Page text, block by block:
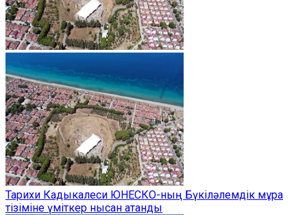
Тарихи Кадыкалеси ЮНЕСКО-ның Бүкіләлемдік мұра
тізіміне үміткер нысан атанды